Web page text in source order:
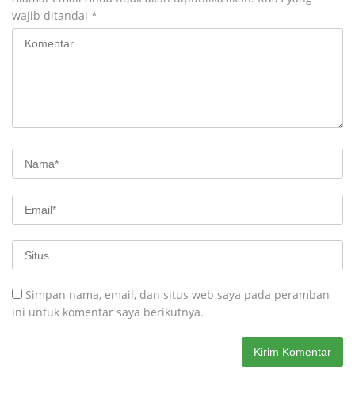
wajib ditandai *
Simpan nama, email, dan situs web saya pada peramban
ini untuk komentar saya berikutnya.